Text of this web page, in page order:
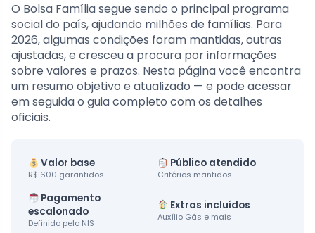
O Bolsa Família segue sendo o principal programa
social do país, ajudando milhões de famílias. Para
2026, algumas condições foram mantidas, outras
ajustadas, e cresceu a procura por informações
sobre valores e prazos. Nesta página você encontra
um resumo objetivo e atualizado — e pode acessar
em seguida o guia completo com os detalhes
oficiais.
Valor base
R$ 600 garantidos
Público atendido
Critérios mantidos
Pagamento
escalonado
Definido pelo NIS
Extras incluídos
Auxílio Gás e mais